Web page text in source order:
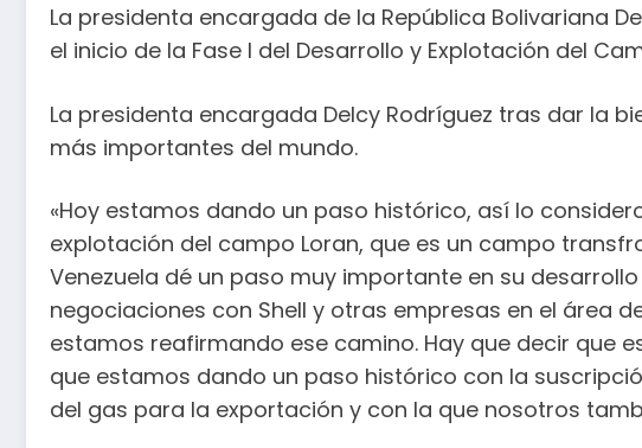
La presidenta encargada de la República Bolivariana
el inicio de la Fase I del Desarrollo y Explotación del
La presidenta encargada Delcy Rodríguez tras dar la
más importantes del mundo.
«Hoy estamos dando un paso histórico, así lo
explotación del campo Loran, que es un campo
Venezuela dé un paso muy importante en su
negociaciones con Shell y otras empresas en el área
estamos reafirmando ese camino. Hay que decir que
que estamos dando un paso histórico con la
del gas para la exportación y con la que nosotros